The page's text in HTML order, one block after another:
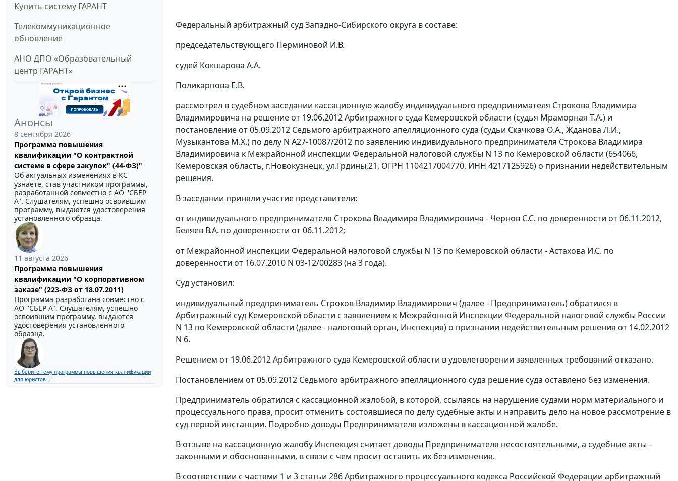
Купить систему ГАРАНТ
Телекоммуникационное
обновление
АНО ДПО «Образовательный
центр ГАРАНТ»
Анонсы
8 сентября 2026
Программа повышения
квалификации "О контрактной
системе в сфере закупок" (44-ФЗ)"
Об актуальных изменениях в КС
узнаете, став участником программы,
разработанной совместно с АО ''СБЕР
А". Слушателям, успешно освоившим
программу, выдаются удостоверения
установленного образца.
11 августа 2026
Программа повышения
квалификации "О корпоративном
заказе" (223-ФЗ от 18.07.2011)
Программа разработана совместно с
АО ''СБЕР А". Слушателям, успешно
освоившим программу, выдаются
удостоверения установленного
образца.
Выберите тему программы повышения квалификации
для юристов ...
Федеральный арбитражный суд Западно-Сибирского округа в составе:
председательствующего Перминовой И.В.
судей Кокшарова А.А.
Поликарпова Е.В.
рассмотрел в судебном заседании кассационную жалобу индивидуального предпринимателя Строкова Владимира
Владимировича на решение от 19.06.2012 Арбитражного суда Кемеровской области (судья Мраморная Т.А.) и
постановление от 05.09.2012 Седьмого арбитражного апелляционного суда (судьи Скачкова О.А., Жданова Л.И.,
Музыкантова М.Х.) по делу N А27-10087/2012 по заявлению индивидуального предпринимателя Строкова Владимира
Владимировича к Межрайонной инспекции Федеральной налоговой службы N 13 по Кемеровской области (654066,
Кемеровская область, г.Новокузнецк, ул.Грдины,21, ОГРН 1104217004770, ИНН 4217125926) о признании недействительным
решения.
В заседании приняли участие представители:
от индивидуального предпринимателя Строкова Владимира Владимировича - Чернов С.С. по доверенности от 06.11.2012,
Беляев В.А. по доверенности от 06.11.2012;
от Межрайонной инспекции Федеральной налоговой службы N 13 по Кемеровской области - Астахова И.С. по
доверенности от 16.07.2010 N 03-12/00283 (на 3 года).
Суд установил:
индивидуальный предприниматель Строков Владимир Владимирович (далее - Предприниматель) обратился в
Арбитражный суд Кемеровской области с заявлением к Межрайонной Инспекции Федеральной налоговой службы России
N 13 по Кемеровской области (далее - налоговый орган, Инспекция) о признании недействительным решения от 14.02.2012
N 6.
Решением от 19.06.2012 Арбитражного суда Кемеровской области в удовлетворении заявленных требований отказано.
Постановлением от 05.09.2012 Седьмого арбитражного апелляционного суда решение суда оставлено без изменения.
Предприниматель обратился с кассационной жалобой, в которой, ссылаясь на нарушение судами норм материального и
процессуального права, просит отменить состоявшиеся по делу судебные акты и направить дело на новое рассмотрение в
суд первой инстанции. Подробно доводы Предпринимателя изложены в кассационной жалобе.
В отзыве на кассационную жалобу Инспекция считает доводы Предпринимателя несостоятельными, а судебные акты -
законными и обоснованными, в связи с чем просит оставить их без изменения.
В соответствии с частями 1 и 3 статьи 286Арбитражного процессуального кодекса Российской Федерации арбитражный